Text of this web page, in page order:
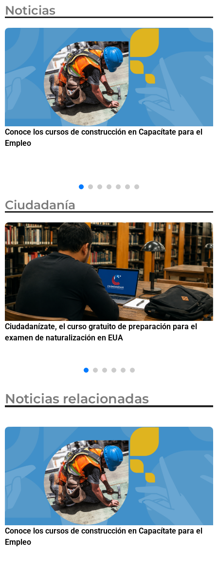
Noticias
Trump firma nueva orden ejecutiva para restringir la
ciudadanía por nacimiento, semanas después de que la
Ciudadanía
Si eres residente ingresa a Ciudadanízate, el curso gratuito
de preparación para el examen de naturalización en EUA
Noticias relacionadas
Papuchis y el Sueño Michoacano como alternativa
productiva